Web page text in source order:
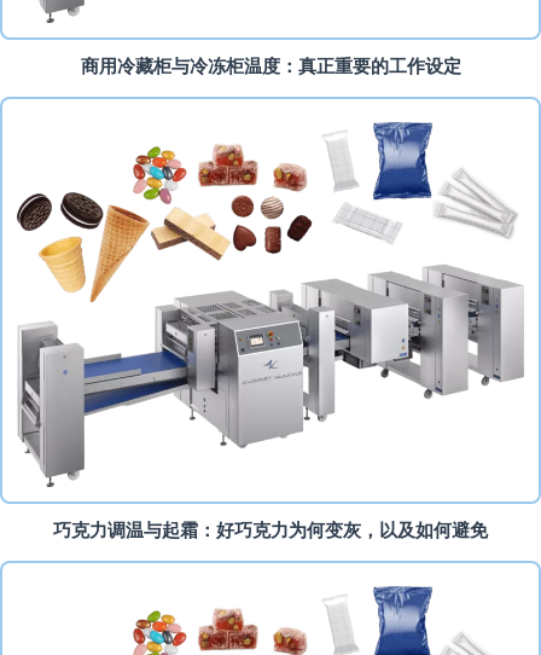
商用冷藏柜与冷冻柜温度：真正重要的工作设定
巧克力调温与起霜：好巧克力为何变灰，以及如何避免